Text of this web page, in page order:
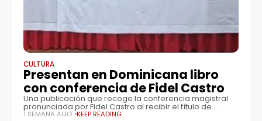
CULTURA
Presentan en Dominicana libro
con conferencia de Fidel Castro
Una publicación que recoge la conferencia magistral
pronunciada por Fidel Castro al recibir el título de
Doctor Honoris Causa de la Universidad Autónoma de
1 SEMANA AGO KEEP READING